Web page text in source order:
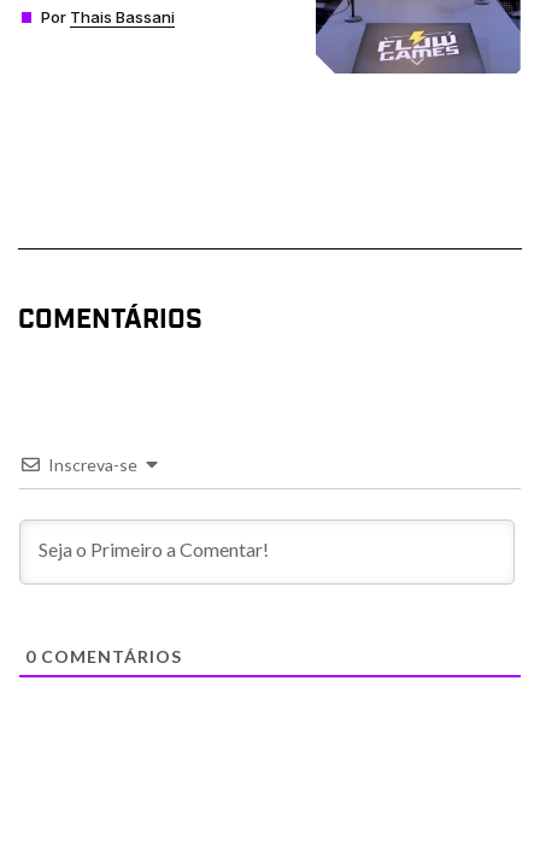
Por Thais Bassani
COMENTÁRIOS
Inscreva-se
0 COMENTÁRIOS